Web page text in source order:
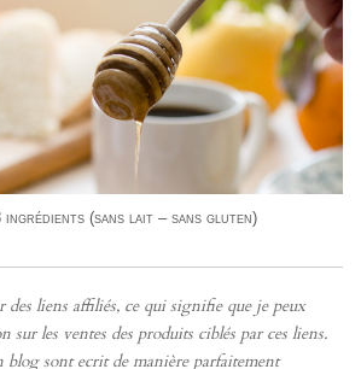
ingrédients (sans lait – sans gluten)
des liens affiliés, ce qui signifie que je peux
sur les ventes des produits ciblés par ces liens.
blog sont ecrit de manière parfaitement